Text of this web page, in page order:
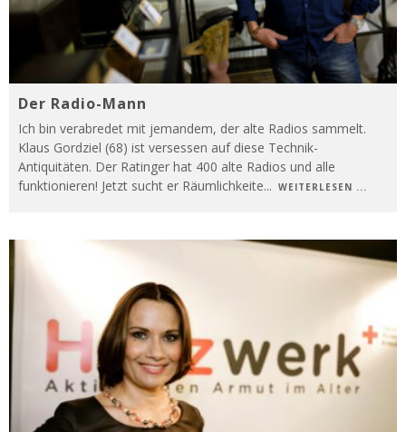
Der Radio-Mann
Ich bin verabredet mit jemandem, der alte Radios sammelt.
Klaus Gordziel (68) ist versessen auf diese Technik-
Antiquitäten. Der Ratinger hat 400 alte Radios und alle
funktionieren! Jetzt sucht er Räumlichkeite... WEITERLESEN ...